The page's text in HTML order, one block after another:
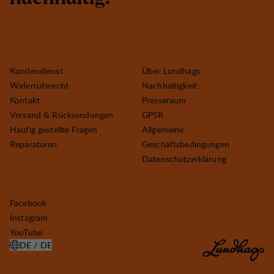
Kundendienst
Widerrufsrecht
Kontakt
Versand & Rücksendungen
Häufig gestellte Fragen
Reparaturen
Über Lundhags
Nachhaltigkeit
Presseraum
GPSR
Allgemeine
Geschäftsbedingungen
Datenschutzerklärung
Facebook
Instagram
YouTube
DE / DE
LAND AUSWÄHLEN ÖFFNEN